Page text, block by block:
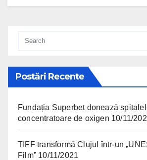
Postări Recente
Fundația Superbet donează
concentratoare de oxigen 10/11/
TIFF transformă Clujul într-un
Film” 10/11/2021